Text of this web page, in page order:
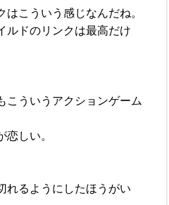
はこういう感じなんだね。
ルドのリンクは最高だけ
こういうアクションゲーム
恋しい。
れるようにしたほうがい